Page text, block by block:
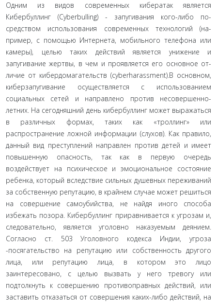
Одним из видов современных кибератак является
Кибербуллинг (Cyberbulling) - запугивания кого-либо по­
средством использования современных технологий (на­
пример, с помощью Интернета, мобильного телефона или
камеры), целью таких действий является унижение и
запугивание жертвы, в чем и проявляется его основное от­
личие от кибердомагательств (cyberharassment).B основ­ном,
киберзапугивание осуществляется с использованием
социальных сетей и направлено против несовершенно­
летних. На сегодняшний день кибербуллинг может вы­ражаться
в различных формах, таких как «троллинг» или
распространение ложной информации (слухов). Как правило,
данный вид преступлений направлен против детей и имеет
повышенную опасность, так как в первую очередь
воздействует на психическое и эмоциональное состояние
ребенка, который вследствие сильных душев­ных переживаний
за собственную репутацию, в крайнем случае может решиться
на совершение самоубийства, не найдя иного способа
избежать позора. Кибербуллинг приравнивается к угрозам и,
следовательно, является уго­ловно наказуемым деянием.
Согласно ст. 503 Уголовного кодекса Индии, угроза
-посягательство на репутацию или собственность другого
лица, или репутацию лица, в ко­тором это лицо
заинтересовано, с целью вызвать у него тревогу или
подтолкнуть к совершению противоправных действий, или
заставить отказаться от совершения ка­ких-либо действий, на